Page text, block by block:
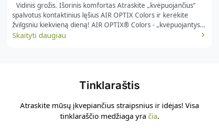
Vidinis grožis. Išorinis komfortas Atraskite „kvėpuojančius“
spalvotus kontaktinius lęšius AIR OPTIX Colors ir kerėkite
žvilgsniu kiekvieną dieną! AIR OPTIX® Colors - „kvėpuojantys“
mėnesiniai spalvoti kontaktiniai lęšiai Lęšių charakteristika:
Skaityti daugiau
Tinklaraštis
Atraskite mūsų įkvepiančius straipsnius ir idėjas! Visa
tinklaraščio medžiaga yra čia.